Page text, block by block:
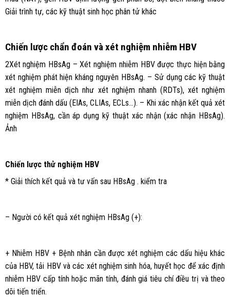
Giải trình tự, các kỹ thuật sinh học phân tử khác
Chiến lược chẩn đoán và xét nghiệm nhiễm HBV
2Xét nghiệm HBsAg – Xét nghiệm nhiễm HBV được thực hiện bằng
xét nghiệm phát hiện kháng nguyên HBsAg. – Sử dụng các kỹ thuật
xét nghiệm miễn dịch như xét nghiệm nhanh (RDTs), xét nghiệm
miễn dịch đánh dấu (EIAs, CLIAs, ECLs…). – Khi xác nhận kết quả xét
nghiệm HBsAg, cần áp dụng kỹ thuật xác nhận (xác nhận HBsAg).
Ảnh
Chiến lược thử nghiệm HBV
* Giải thích kết quả và tư vấn sau HBsAg . kiểm tra
– Người có kết quả xét nghiệm HBsAg (+):
+ Nhiễm HBV + Bệnh nhân cần được xét nghiệm các dấu hiệu khác
của HBV, tải HBV và các xét nghiệm sinh hóa, huyết học để xác định
nhiễm HBV cấp tính hoặc mãn tính, đánh giá tiêu chí điều trị và theo
dõi tiến triển.